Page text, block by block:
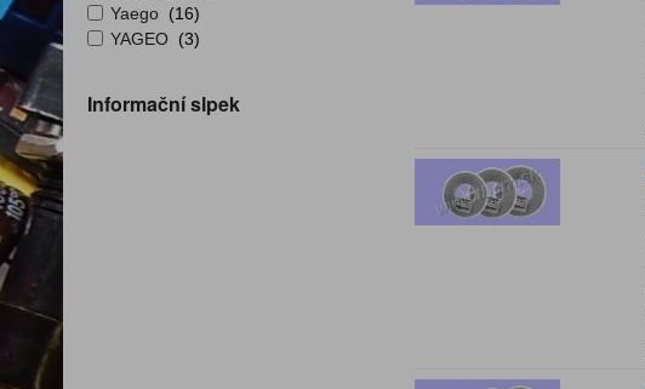
Yaego (16)
YAGEO (3)
Informační slpek